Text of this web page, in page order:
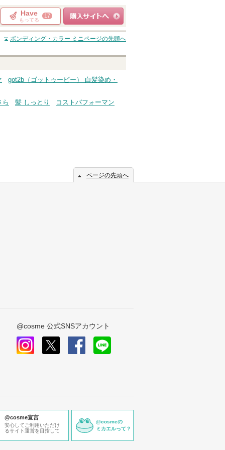
Have
もってる
17
ショッピングサイト
へ
ボンディング・カラー ミニページの先頭へ
got2b（ゴットゥービー） 白髪染め・
ら 髪 しっとり
コストパフォーマン
ページの先頭へ
@cosme 公式SNSアカウント
@cosme宣言
安心してご利用いただけ
るサイト運営を目指して
@cosmeの
ミカエルって？